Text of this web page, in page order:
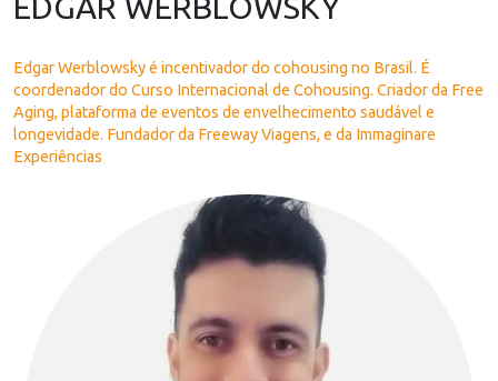
Edgar Werblowsky é incentivador do cohousing no Brasil. É
coordenador do Curso Internacional de Cohousing. Criador da Free
Aging, plataforma de eventos de envelhecimento saudável e
longevidade. Fundador da Freeway Viagens, e da Immaginare
Experiências